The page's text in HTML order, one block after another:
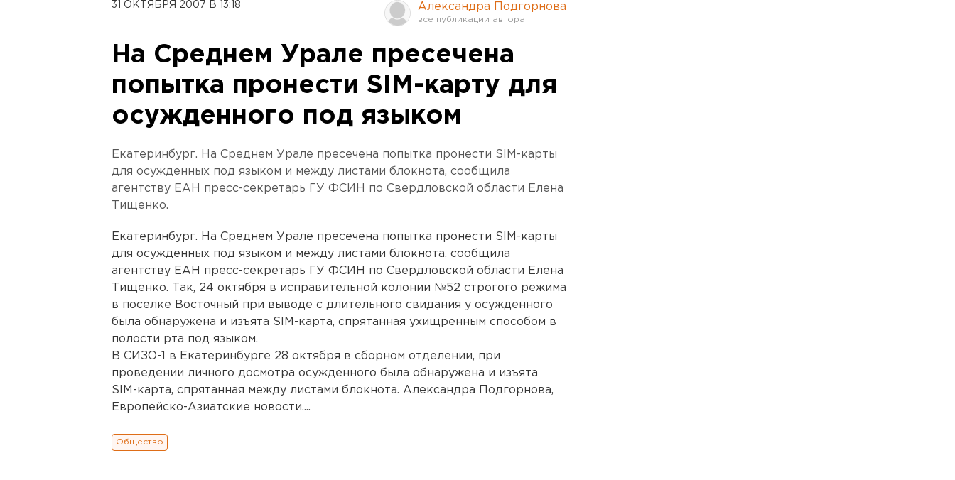
31 ОКТЯБРЯ 2007 В 13:18 Александра Подгорнова
На Среднем Урале пресечена
попытка пронести SIM-карту для
осужденного под языком
Екатеринбург. На Среднем Урале пресечена попытка пронести SIM-карты
для осужденных под языком и между листами блокнота, сообщила
агентству ЕАН пресс-секретарь ГУ ФСИН по Свердловской области Елена
Тищенко.
Екатеринбург. На Среднем Урале пресечена попытка пронести SIM-карты
для осужденных под языком и между листами блокнота, сообщила
агентству ЕАН пресс-секретарь ГУ ФСИН по Свердловской области Елена
Тищенко. Так, 24 октября в исправительной колонии №52 строгого режима
в поселке Восточный при выводе с длительного свидания у осужденного
была обнаружена и изъята SIM-карта, спрятанная ухищренным способом в
полости рта под языком.
В СИЗО-1 в Екатеринбурге 28 октября в сборном отделении, при
проведении личного досмотра осужденного была обнаружена и изъята
SIM-карта, спрятанная между листами блокнота. Александра Подгорнова,
Европейско-Азиатские новости....
Общество